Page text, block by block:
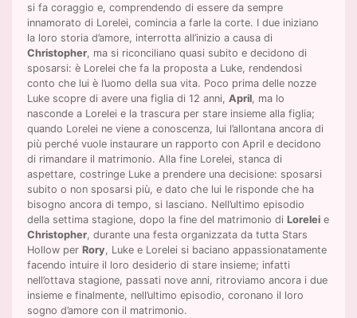
si fa coraggio e, comprendendo di essere da sempre
innamorato di Lorelei, comincia a farle la corte. I due iniziano
la loro storia d’amore, interrotta all’inizio a causa di
Christopher, ma si riconciliano quasi subito e decidono di
sposarsi: è Lorelei che fa la proposta a Luke, rendendosi
conto che lui è l’uomo della sua vita. Poco prima delle nozze
Luke scopre di avere una figlia di 12 anni,April, ma lo
nasconde a Lorelei e la trascura per stare insieme alla figlia;
quando Lorelei ne viene a conoscenza, lui l’allontana ancora di
più perché vuole instaurare un rapporto con April e decidono
di rimandare il matrimonio. Alla fine Lorelei, stanca di
aspettare, costringe Luke a prendere una decisione: sposarsi
subito o non sposarsi più, e dato che lui le risponde che ha
bisogno ancora di tempo, si lasciano. Nell’ultimo episodio
della settima stagione, dopo la fine del matrimonio di Lorelei e
Christopher, durante una festa organizzata da tutta Stars
Hollow per Rory, Luke e Lorelei si baciano appassionatamente
facendo intuire il loro desiderio di stare insieme; infatti
nell’ottava stagione, passati nove anni, ritroviamo ancora i due
insieme e finalmente, nell’ultimo episodio, coronano il loro
sogno d’amore con il matrimonio.